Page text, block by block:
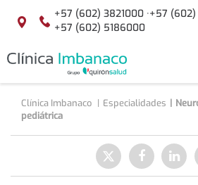
Saltar al contenido
Localización
+57 (602) 3821000 ·+57 (602)
+57 (602) 5186000
Clínica Imbanaco Especialidades
pediátrica
Enviar
a
en
en